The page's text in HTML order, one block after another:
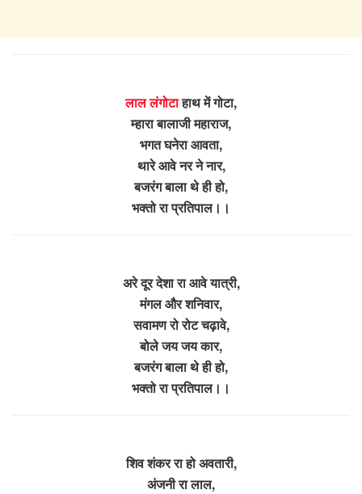
लाल लंगोटाहाथ में गोटा,
म्हारा बालाजी महाराज,
भगत घनेरा आवता,
थारे आवे नर ने नार,
बजरंग बाला थे ही हो,
भक्तो रा प्रतिपाल।।
अरे दूर देशा रा आवे यात्री,
मंगल और शनिवार,
सवामण रो रोट चढ़ावे,
बोले जय जय कार,
बजरंग बाला थे ही हो,
भक्तो रा प्रतिपाल।।
शिव शंकर रा हो अवतारी,
अंजनी रा लाल,